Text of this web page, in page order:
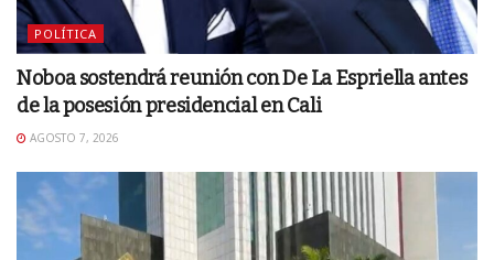
POLÍTICA
Noboa sostendrá reunión con De La Espriella antes
de la posesión presidencial en Cali
AGOSTO 7, 2026